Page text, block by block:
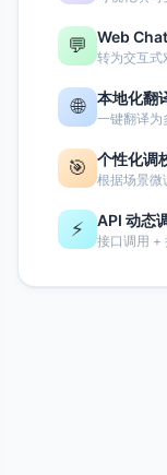
💬 Web
转为交互式
🌐 本地化翻
一键翻译为
🎯 个性化调
根据场景微
⚡ API 动态
接口调用 +